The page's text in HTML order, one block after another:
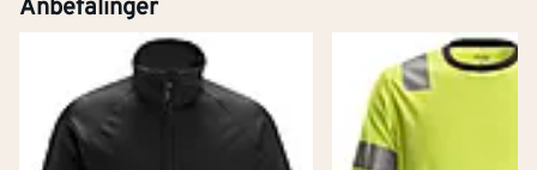
Anbefalinger